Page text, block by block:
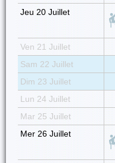
Jeu 20 Juillet
Ven 21 Juillet
Sam 22 Juillet
Dim 23 Juillet
Lun 24 Juillet
Mar 25 Juillet
Mer 26 Juillet